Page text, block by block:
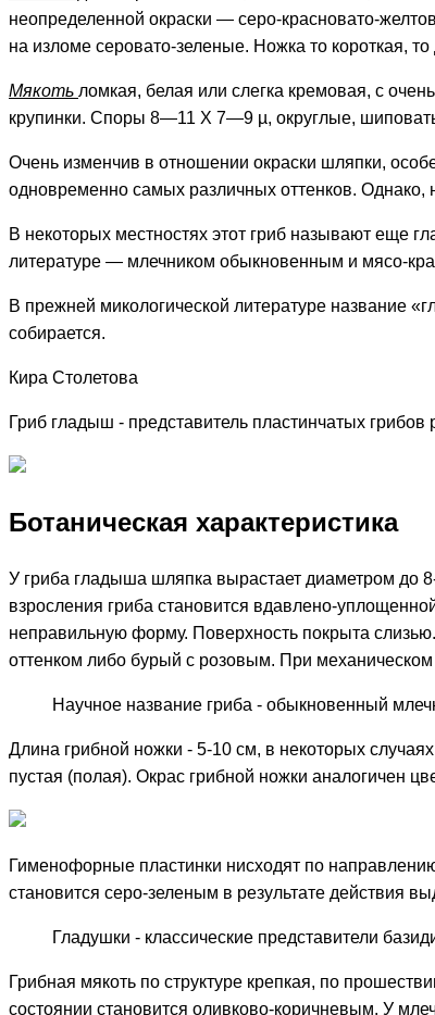
неопределенной окраски — серо-красновато-
на изломе серовато-зеленые. Ножка то короткая,
Мякоть ломкая, белая или слегка кремовая, с
крупинки. Споры 8—11 Х 7—9 µ, округлые,
Очень изменчив в отношении окраски шляпки,
одновременно самых различных оттенков. Однако,
В некоторых местностях этот гриб называют еще
литературе — млечником обыкновенным и мясо-
В прежней микологической литературе название
собирается.
Кира Столетова
Гриб гладыш - представитель пластинчатых
Ботаническая характеристика
У гриба гладыша шляпка вырастает диаметром до
взросления гриба становится вдавлено-
неправильную форму. Поверхность покрыта
оттенком либо бурый с розовым. При механическом
Научное название гриба - обыкновенный
Длина грибной ножки - 5-10 см, в некоторых
пустая (полая). Окрас грибной ножки аналогичен
Гименофорные пластинки нисходят по
становится серо-зеленым в результате действия
Гладушки - классические представители
Грибная мякоть по структуре крепкая, по
состоянии становится оливково-коричневым. У